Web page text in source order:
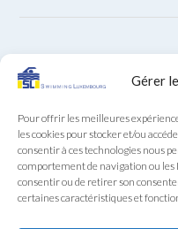
Gérer
Pour offrir les meilleures
les cookies pour stocker et/ou
consentir à ces technologies nous
comportement de navigation ou les
consentir ou de retirer son
certaines caractéristiques et
ARCHIVES